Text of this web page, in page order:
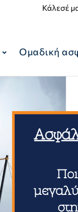
Κάλεσέ
Ομαδική